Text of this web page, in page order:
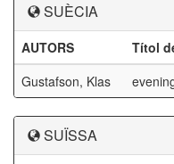
SUÈCIA
AUTORS Títol
Gustafson, Klas
SUÏSSA